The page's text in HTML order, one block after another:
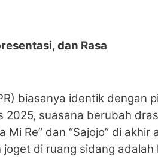
dan Rasa
biasanya identik dengan
suasana berubah
Re” dan “Sajojo” di
di ruang sidang